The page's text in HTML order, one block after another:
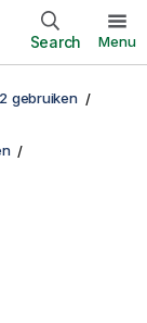
Search Menu
gebruiken